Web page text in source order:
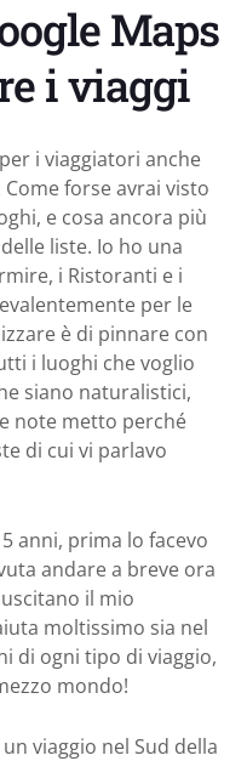
Maps
i viaggi
i viaggiatori anche
forse avrai visto
e cosa ancora più
liste. Io ho una
i Ristoranti e i
per le
è di pinnare con
i luoghi che voglio
siano naturalistici,
note metto perché
di cui vi parlavo
anni, prima lo facevo
andare a breve ora
il mio
moltissimo sia nel
di ogni tipo di viaggio,
mondo!
viaggio nel Sud della